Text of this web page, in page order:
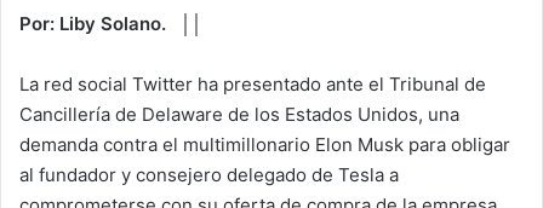
Por: Liby Solano. ││
La red social Twitter ha presentado ante el Tribunal de
Cancillería de Delaware de los Estados Unidos, una
demanda contra el multimillonario Elon Musk para obligar
al fundador y consejero delegado de Tesla a